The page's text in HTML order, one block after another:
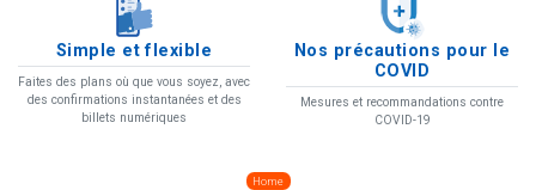
Simple et flexible
Faites des plans où que vous soyez, avec
des confirmations instantanées et des
billets numériques
Nos précautions pour le
COVID
Mesures et recommandations contre
COVID-19
Home